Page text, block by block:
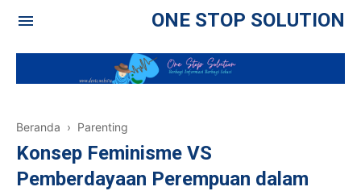
ONE STOP SOLUTION
Beranda › Parenting
Konsep Feminisme VS
Pemberdayaan Perempuan dalam